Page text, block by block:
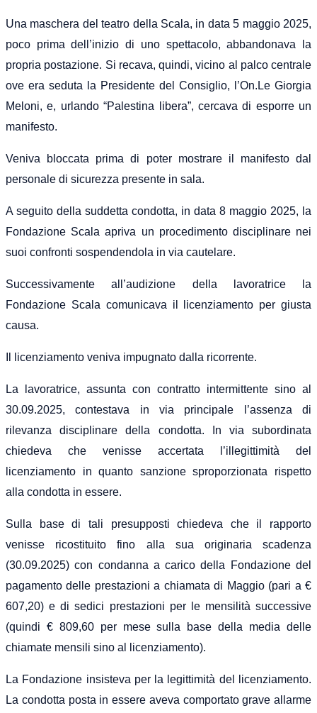
Una maschera del teatro della Scala, in data 5 maggio 2025,
poco prima dell’inizio di uno spettacolo, abbandonava la
propria postazione. Si recava, quindi, vicino al palco centrale
ove era seduta la Presidente del Consiglio, l’On.Le Giorgia
Meloni, e, urlando “Palestina libera”, cercava di esporre un
manifesto.
Veniva bloccata prima di poter mostrare il manifesto dal
personale di sicurezza presente in sala.
A seguito della suddetta condotta, in data 8 maggio 2025, la
Fondazione Scala apriva un procedimento disciplinare nei
suoi confronti sospendendola in via cautelare.
Successivamente all’audizione della lavoratrice la
Fondazione Scala comunicava il licenziamento per giusta
causa.
Il licenziamento veniva impugnato dalla ricorrente.
La lavoratrice, assunta con contratto intermittente sino al
30.09.2025, contestava in via principale l’assenza di
rilevanza disciplinare della condotta. In via subordinata
chiedeva che venisse accertata l’illegittimità del
licenziamento in quanto sanzione sproporzionata rispetto
alla condotta in essere.
Sulla base di tali presupposti chiedeva che il rapporto
venisse ricostituito fino alla sua originaria scadenza
(30.09.2025) con condanna a carico della Fondazione del
pagamento delle prestazioni a chiamata di Maggio (pari a €
607,20) e di sedici prestazioni per le mensilità successive
(quindi € 809,60 per mese sulla base della media delle
chiamate mensili sino al licenziamento).
La Fondazione insisteva per la legittimità del licenziamento.
La condotta posta in essere aveva comportato grave allarme